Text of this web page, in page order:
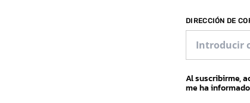
DIRECCIÓN DE
Al suscribirme,
me ha